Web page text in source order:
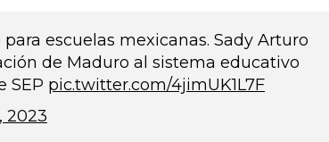
escuelas mexicanas. Sady Arturo
de Maduro al sistema educativo
SEP pic.twitter.com/4jimUK1L7F
2023